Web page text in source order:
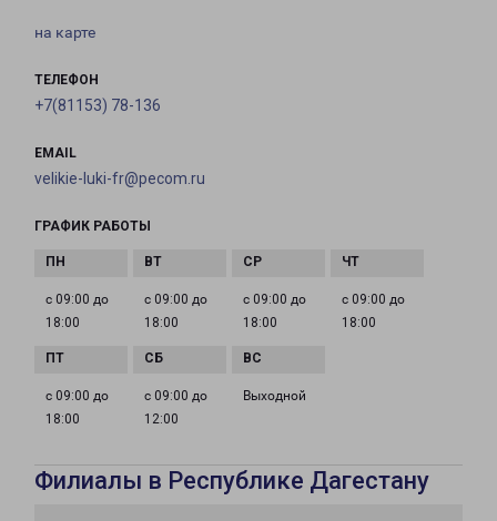
на карте
ТЕЛЕФОН
+7(81153) 78-136
EMAIL
velikie-luki-fr@pecom.ru
ГРАФИК РАБОТЫ
с 09:00 до
18:00
с 09:00 до
18:00
с 09:00 до
18:00
с 09:00 до
18:00
с 09:00 до
18:00
с 09:00 до
12:00
Выходной
Филиалы в Республике Дагестану